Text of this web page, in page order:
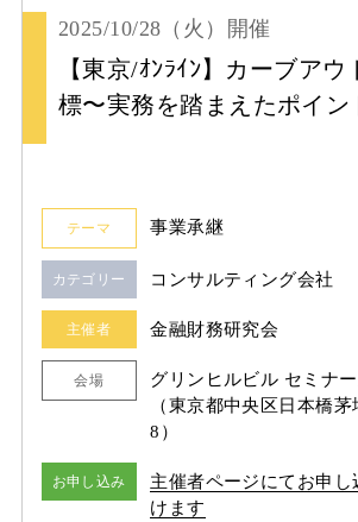
2025/10/28 （火） 開催
【東京/ｵﾝﾗｲﾝ】カーブア
標〜実務を踏まえたポイン
カテゴリー コンサルティング会社
テーマ 事業承継
主催者 金融財務研究会
会場
グリンヒルビル セミナ
（東京都中央区日本橋
8）
お申し込み
主催者ページにてお申し
けます